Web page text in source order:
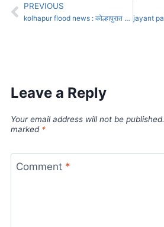
PREVIOUS
kolhapur flood news : कोल्हापुरात पंचगंगेने इशारा पातळी ओलांडली
Leave a Reply
Your email address will not be published.
marked *
Comment *